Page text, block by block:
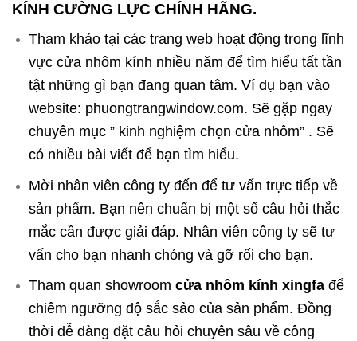
KÍNH CƯỜNG LỰC CHÍNH HÃNG.
Tham khảo tại các trang web hoạt động trong lĩnh
vực cửa nhôm kính nhiều năm để tìm hiểu tất tần
tật những gì bạn đang quan tâm. Ví dụ bạn vào
website: phuongtrangwindow.com. Sẽ gặp ngay
chuyên mục ” kinh nghiệm chọn cửa nhôm” . Sẽ
có nhiều bài viết để bạn tìm hiểu.
Mời nhân viên công ty đến để tư vấn trực tiếp về
sản phẩm. Bạn nên chuẩn bị một số câu hỏi thắc
mắc cần được giải đáp. Nhân viên công ty sẽ tư
vấn cho bạn nhanh chóng và gỡ rối cho bạn.
Tham quan showroom cửa nhôm kính xingfađể
chiêm ngưỡng độ sắc sảo của sản phẩm. Đồng
thời dễ dàng đặt câu hỏi chuyên sâu về công